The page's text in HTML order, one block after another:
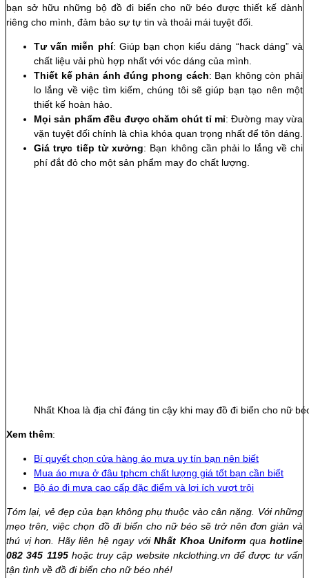
bạn sở hữu những bộ đồ đi biển cho nữ béo được thiết kế dành
riêng cho mình, đảm bảo sự tự tin và thoải mái tuyệt đối.
Tư vấn miễn phí: Giúp bạn chọn kiểu dáng “hack dáng” và
chất liệu vải phù hợp nhất với vóc dáng của mình.
Thiết kế phản ánh đúng phong cách: Bạn không còn phải
lo lắng về việc tìm kiếm, chúng tôi sẽ giúp bạn tạo nên một
thiết kế hoàn hảo.
Mọi sản phẩm đều được chăm chút tỉ mỉ: Đường may vừa
vặn tuyệt đối chính là chìa khóa quan trọng nhất để tôn dáng.
Giá trực tiếp từ xưởng: Bạn không cần phải lo lắng về chi
phí đắt đỏ cho một sản phẩm may đo chất lượng.
Nhất Khoa là địa chỉ đáng tin cậy khi may đồ đi biển cho nữ
Xem thêm:
Bí quyết chọn cửa hàng áo mưa uy tín bạn nên biết
Mua áo mưa ở đâu tphcm chất lượng giá tốt bạn cần biết
Bộ áo đi mưa cao cấp đặc điểm và lợi ích vượt trội
Tóm lại, vẻ đẹp của bạn không phụ thuộc vào cân nặng. Với những
mẹo trên, việc chọn đồ đi biển cho nữ béo sẽ trở nên đơn giản và
thú vị hơn. Hãy liên hệ ngay với Nhất Khoa Uniform qua hotline
082 345 1195hoặc truy cập website nkclothing.vn để được tư vấn
tận tình về đồ đi biển cho nữ béo nhé!